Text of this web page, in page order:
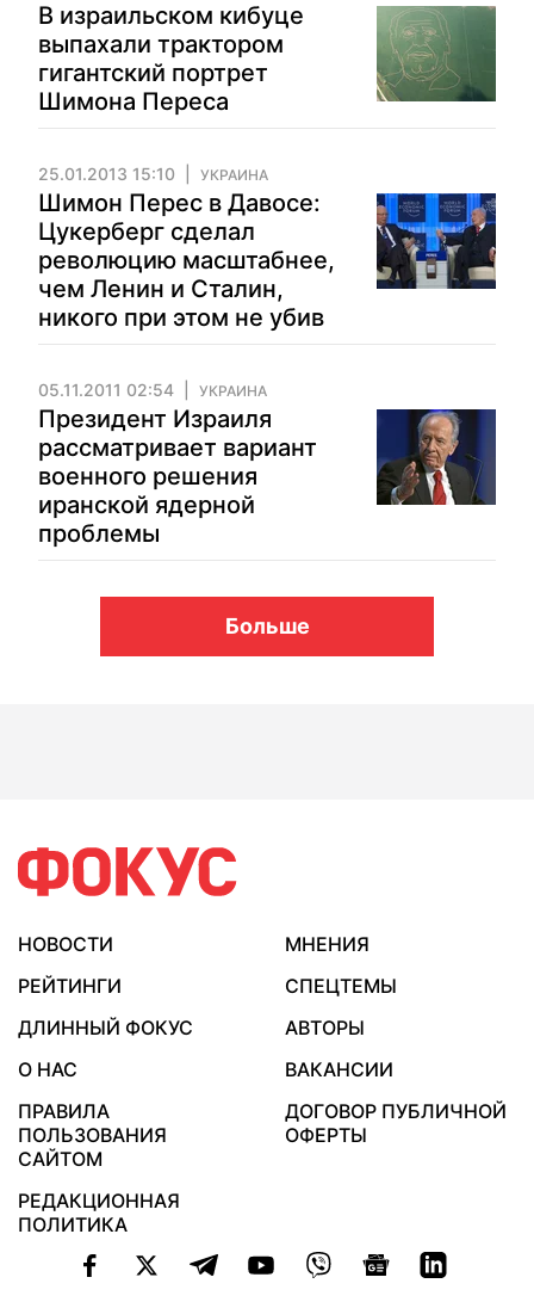
В израильском кибуце
выпахали трактором
гигантский портрет
Шимона Переса
25.01.2013 15:10 УКРАИНА
Шимон Перес в Давосе:
Цукерберг сделал
революцию масштабнее,
чем Ленин и Сталин,
никого при этом не убив
05.11.2011 02:54 УКРАИНА
Президент Израиля
рассматривает вариант
военного решения
иранской ядерной
проблемы
Больше
НОВОСТИ
МНЕНИЯ
РЕЙТИНГИ
СПЕЦТЕМЫ
ДЛИННЫЙ ФОКУС
АВТОРЫ
О НАС
ВАКАНСИИ
ПРАВИЛА
ПОЛЬЗОВАНИЯ
САЙТОМ
ДОГОВОР ПУБЛИЧНОЙ
ОФЕРТЫ
РЕДАКЦИОННАЯ
ПОЛИТИКА